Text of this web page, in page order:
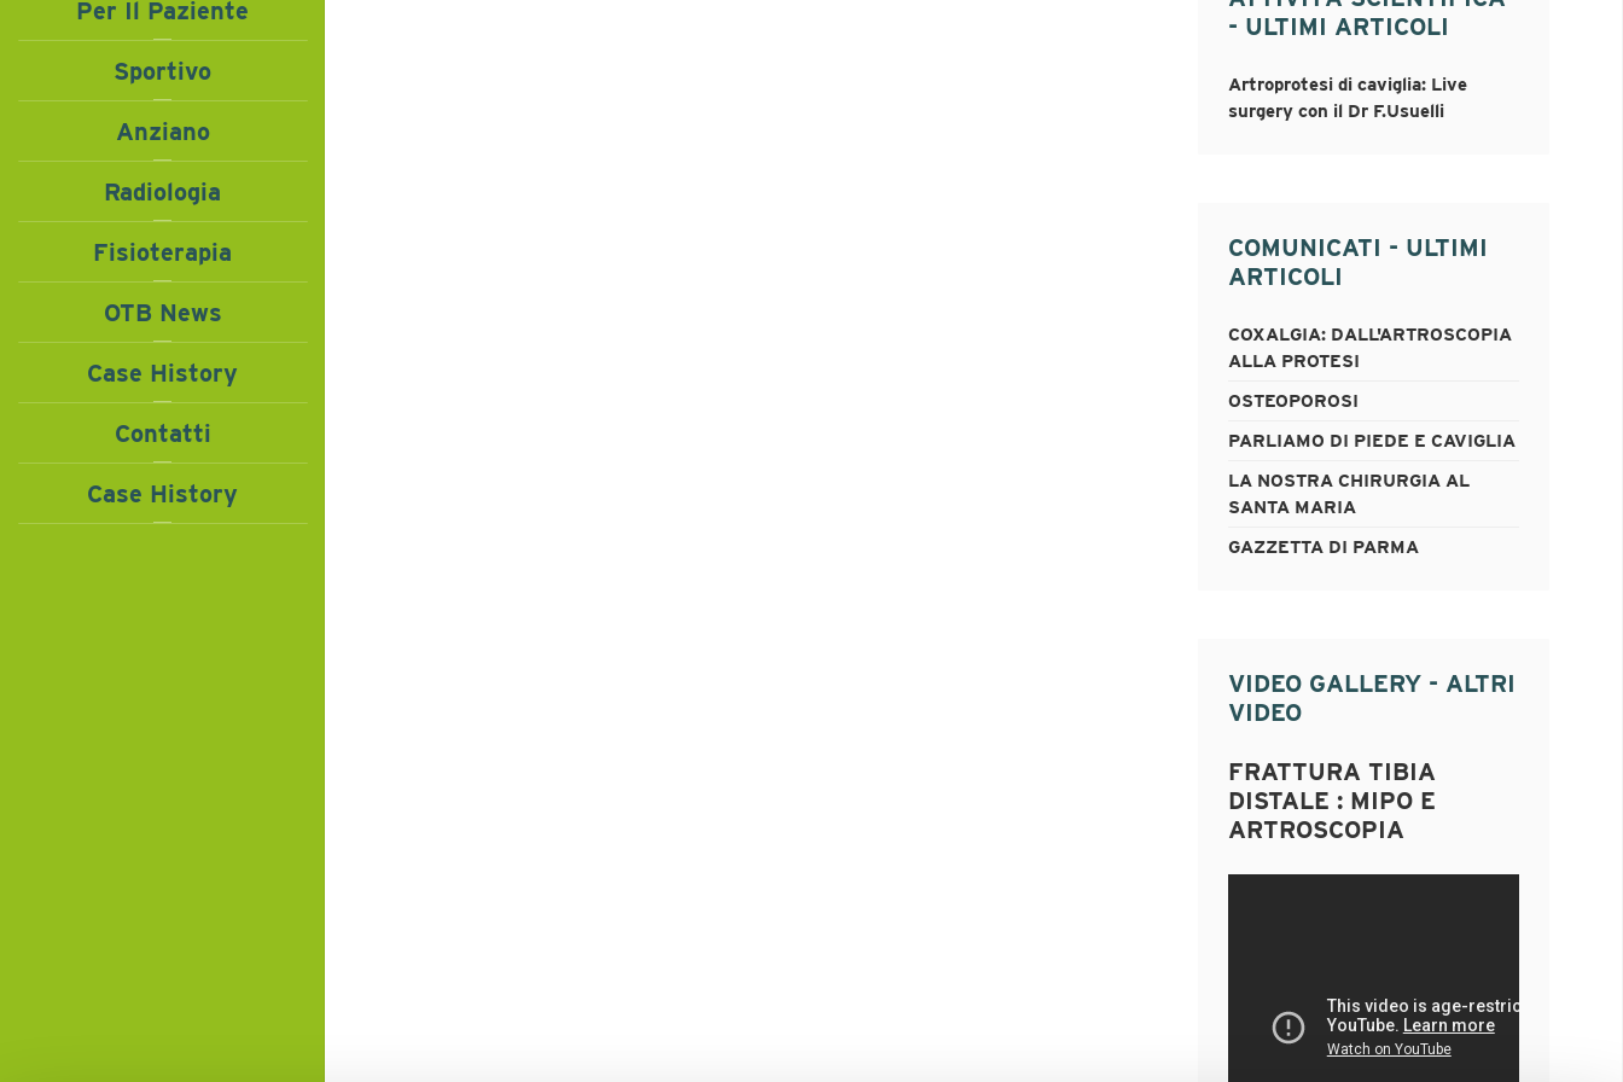
Per Il Paziente
Sportivo
Anziano
Radiologia
Fisioterapia
OTB News
Case History
Contatti
Case History
- ULTIMI ARTICOLI
Artroprotesi di caviglia: Live
surgery con il Dr F.Usuelli
COMUNICATI - ULTIMI
ARTICOLI
COXALGIA: DALL'ARTROSCOPIA
ALLA PROTESI
OSTEOPOROSI
PARLIAMO DI PIEDE E CAVIGLIA
LA NOSTRA CHIRURGIA AL
SANTA MARIA
GAZZETTA DI PARMA
VIDEO GALLERY - ALTRI
VIDEO
FRATTURA TIBIA
DISTALE : MIPO E
ARTROSCOPIA